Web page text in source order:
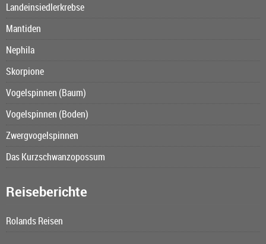
Landeinsiedlerkrebse
Mantiden
Nephila
Skorpione
Vogelspinnen (Baum)
Vogelspinnen (Boden)
Zwergvogelspinnen
Das Kurzschwanzopossum
Reiseberichte
Rolands Reisen